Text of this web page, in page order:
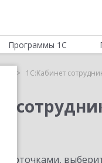
Программы 1С
1С:Кабинет